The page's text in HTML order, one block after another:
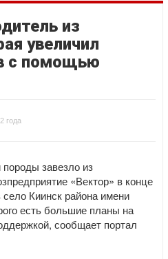
из
увеличил
с помощью
года
породы завезло из
«Вектор» в конце
Киинск района имени
есть большие планы на
сообщает портал